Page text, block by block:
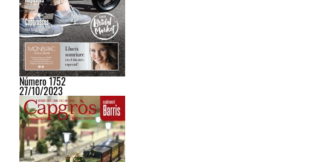
Número 1752
27/10/2023